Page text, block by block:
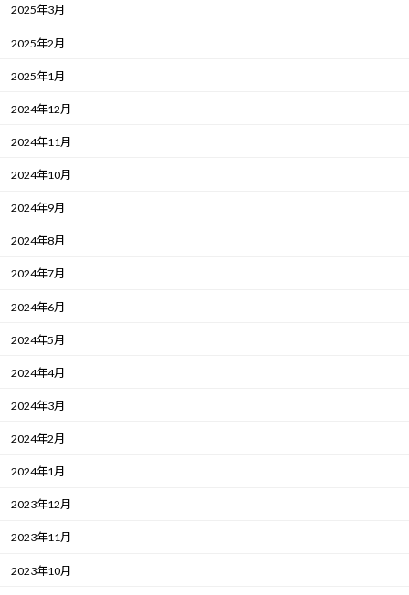
2025年3月
2025年2月
2025年1月
2024年12月
2024年11月
2024年10月
2024年9月
2024年8月
2024年7月
2024年6月
2024年5月
2024年4月
2024年3月
2024年2月
2024年1月
2023年12月
2023年11月
2023年10月